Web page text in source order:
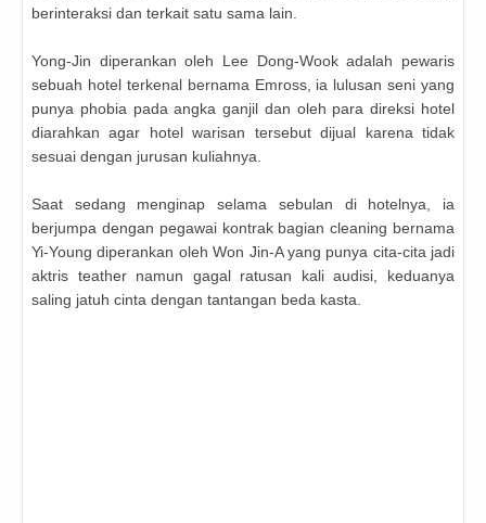
berinteraksi dan terkait satu sama lain.
Yong-Jin diperankan oleh Lee Dong-Wook adalah pewaris
sebuah hotel terkenal bernama Emross, ia lulusan seni yang
punya phobia pada angka ganjil dan oleh para direksi hotel
diarahkan agar hotel warisan tersebut dijual karena tidak
sesuai dengan jurusan kuliahnya.
Saat sedang menginap selama sebulan di hotelnya, ia
berjumpa dengan pegawai kontrak bagian cleaning bernama
Yi-Young diperankan oleh Won Jin-A yang punya cita-cita jadi
aktris teather namun gagal ratusan kali audisi, keduanya
saling jatuh cinta dengan tantangan beda kasta.